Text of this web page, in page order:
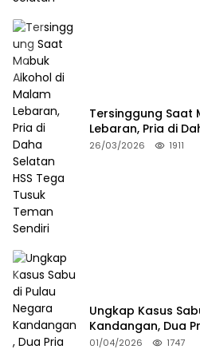
Tersinggung Saat
Lebaran, Pria di
Tusuk Teman Sendiri
26/03/2026 1911
Ungkap Kasus
Kandangan, Dua
Satresnarkoba HSS
01/04/2026 1747